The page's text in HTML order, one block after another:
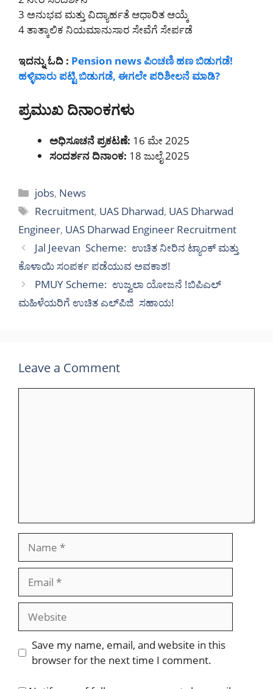
3️ ಅನುಭವ ಮತ್ತು ವಿದ್ಯಾರ್ಹತೆ ಆಧಾರಿತ ಆಯ್ಕೆ
4️ ತಾತ್ಕಾಲಿಕ ನಿಯಮಾನುಸಾರ ಸೇವೆಗೆ ಸೇರ್ಪಡೆ
ಇದನ್ನು ಓದಿ : Pension news ಪಿಂಚಣಿ ಹಣ ಬಿಡುಗಡೆ!
ಹಳ್ಳಿವಾರು ಪಟ್ಟಿ ಬಿಡುಗಡೆ, ಈಗಲೇ ಪರಿಶೀಲನೆ ಮಾಡಿ?
ಪ್ರಮುಖ ದಿನಾಂಕಗಳು
ಅಧಿಸೂಚನೆ ಪ್ರಕಟಣೆ: 16 ಮೇ 2025
ಸಂದರ್ಶನ ದಿನಾಂಕ: 18 ಜುಲೈ 2025
Categories
jobs, News
Tags
Recruitment, UAS Dharwad, UAS Dharwad
Engineer, UAS Dharwad Engineer Recruitment
Jal Jeevan Scheme: ಉಚಿತ ನೀರಿನ ಟ್ಯಾಂಕ್ ಮತ್ತು
ಕೊಳಾಯಿ ಸಂಪರ್ಕ ಪಡೆಯುವ ಅವಕಾಶ!
PMUY Scheme: ಉಜ್ವಲಾ ಯೋಜನೆ !ಬಿಪಿಎಲ್
ಮಹಿಳೆಯರಿಗೆ ಉಚಿತ ಎಲ್‌ಪಿಜಿ ಸಹಾಯ!
Leave a Comment
Website
Save my name, email, and website in this
browser for the next time I comment.